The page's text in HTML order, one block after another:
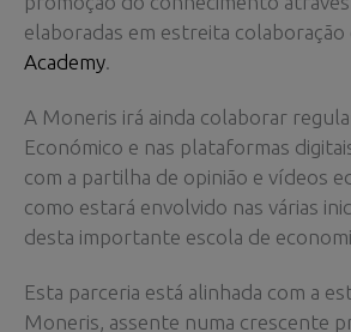
elaboradas em estreita colaboração
Academy.
A Moneris irá ainda colaborar
Económico e nas plataformas
com a partilha de opinião e vídeos
como estará envolvido nas várias
desta importante escola de
Esta parceria está alinhada com a
Moneris, assente numa crescente